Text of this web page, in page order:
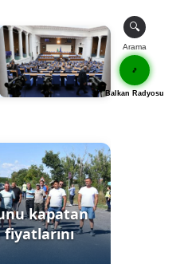
kapatan
🔍
Arama
🎵
Balkan Radyosu